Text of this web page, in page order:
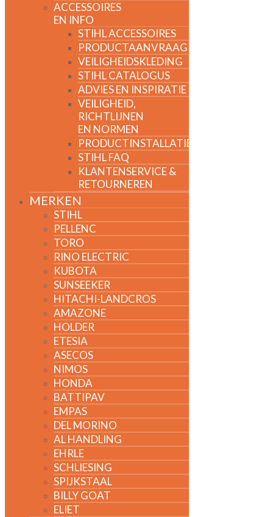
ACCESSOIRES
EN INFO
STIHL ACCESSOIRES
PRODUCTAANVRAAG
VEILIGHEIDSKLEDING
STIHL CATALOGUS
ADVIES EN INSPIRATIE
VEILIGHEID,
RICHTLIJNEN
EN NORMEN
PRODUCTINSTALLATIE
STIHL FAQ
KLANTENSERVICE &
RETOURNEREN
MERKEN
STIHL
PELLENC
TORO
RINO ELECTRIC
KUBOTA
SUNSEEKER
HITACHI-LANDCROS
AMAZONE
HOLDER
ETESIA
ASECOS
NIMOS
HONDA
BATTIPAV
EMPAS
DEL MORINO
AL HANDLING
EHRLE
SCHLIESING
SPIJKSTAAL
BILLY GOAT
ELIET